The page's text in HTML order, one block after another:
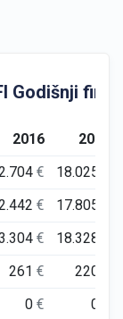
Godišnji
2016
2017
€ 18.025
€ 17.805
€ 18.328
261€ 220
0€ 0